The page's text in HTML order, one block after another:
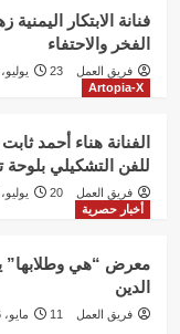
فنانة الابتكار
الفخر والاحتفاء
فريق العمل
23 يوليو، 2026
Artopia-X
الفنانة هناء أحمد
للفن التشكيلي
فريق العمل
20 يوليو، 2026
أخبار حصرية
معرض “هي وطلابها”
الدين
فريق العمل 11 مايو، 2026